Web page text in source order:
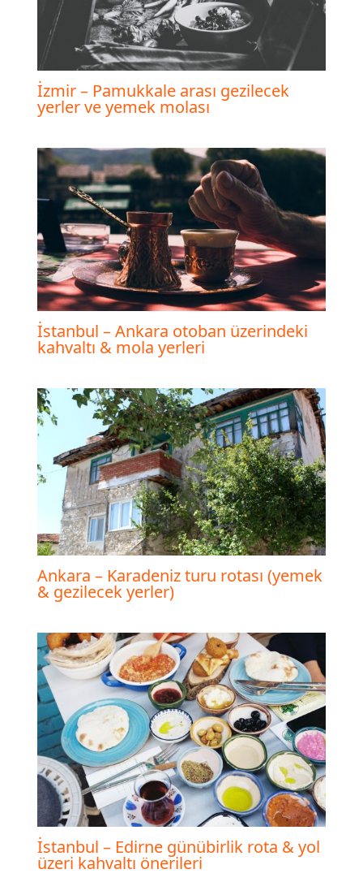
İzmir – Pamukkale arası gezilecek
yerler ve yemek molası
İstanbul – Ankara otoban üzerindeki
kahvaltı & mola yerleri
Ankara – Karadeniz turu rotası (yemek
& gezilecek yerler)
İstanbul – Edirne günübirlik rota & yol
üzeri kahvaltı önerileri